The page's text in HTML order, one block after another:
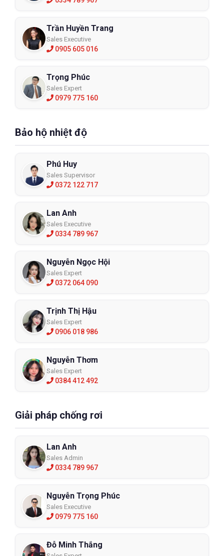
Trần Huyền Trang
Sales Executive
0905 605 016
Trọng Phúc
Sales Expert
0979 775 160
Bảo hộ nhiệt độ
Phú Huy
Sales Supervisor
0372 122 717
Lan Anh
Sales Executive
0334 789 967
Nguyễn Ngọc Hội
Sales Expert
0372 064 090
Trịnh Thị Hậu
Sales Expert
0906 018 986
Nguyễn Thơm
Sales Expert
0384 412 492
Giải pháp chống rơi
Lan Anh
Sales Admin
0334 789 967
Nguyễn Trọng Phúc
Sales Executive
0979 775 160
Đỗ Minh Thắng